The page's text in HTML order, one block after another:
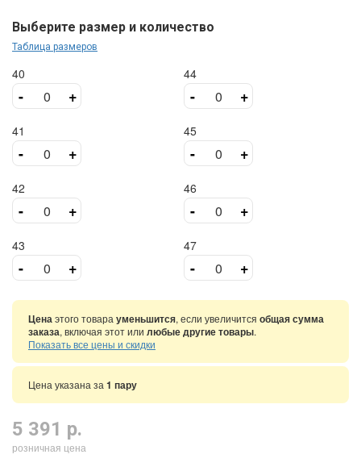
Выберите размер и количество
Таблица размеров
40
- +
41
- +
42
- +
43
- +
44
- +
45
- +
46
- +
47
- +
Ценаэтого товара уменьшится, если увеличится общая сумма
заказа, включая этот или любые другие товары.
Показать все цены и скидки
Цена указана за 1 пару
5 391 р.
розничная цена